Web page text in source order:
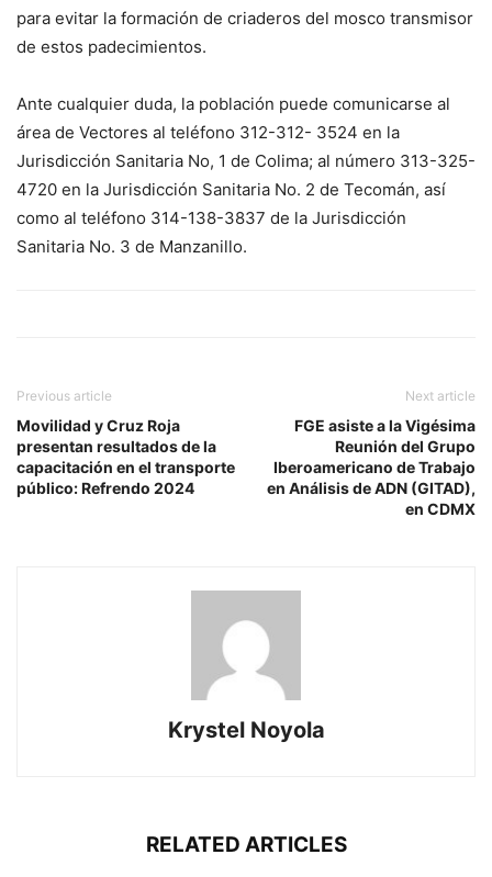
para evitar la formación de criaderos del mosco transmisor
de estos padecimientos.
Ante cualquier duda, la población puede comunicarse al
área de Vectores al teléfono 312-312- 3524 en la
Jurisdicción Sanitaria No, 1 de Colima; al número 313-325-
4720 en la Jurisdicción Sanitaria No. 2 de Tecomán, así
como al teléfono 314-138-3837 de la Jurisdicción
Sanitaria No. 3 de Manzanillo.
Previous article
Movilidad y Cruz Roja
presentan resultados de la
capacitación en el transporte
público: Refrendo 2024
Next article
FGE asiste a la Vigésima
Reunión del Grupo
Iberoamericano de Trabajo
en Análisis de ADN (GITAD),
en CDMX
Krystel Noyola
RELATED ARTICLES